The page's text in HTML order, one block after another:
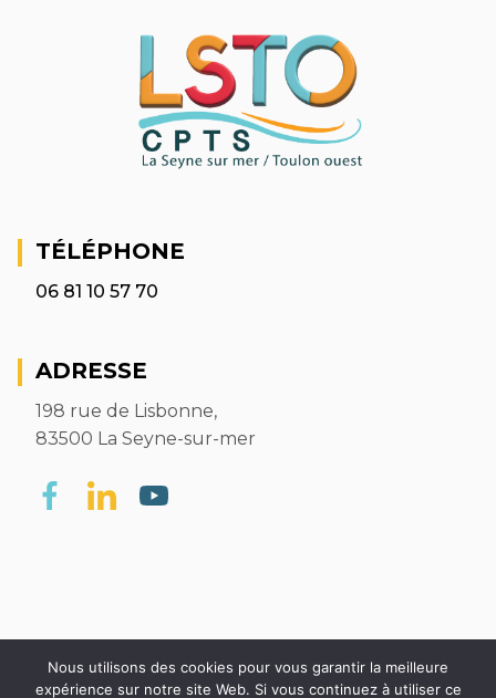
TÉLÉPHONE
06 81 10 57 70
ADRESSE
198 rue de Lisbonne,
83500 La Seyne-sur-mer
Nous utilisons des cookies pour vous garantir la meilleure
expérience sur notre site Web. Si vous continuez à utiliser ce